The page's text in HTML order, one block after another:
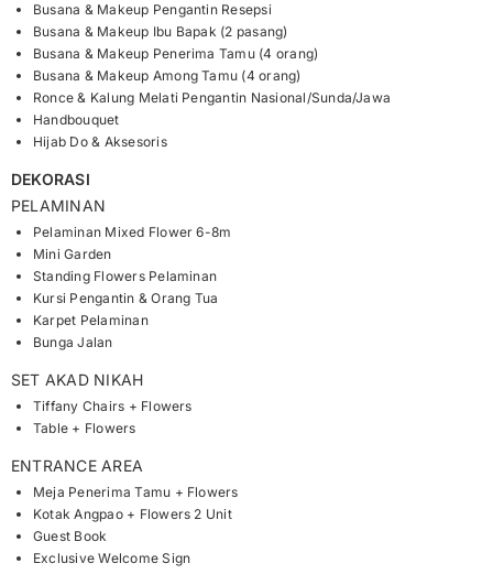
Busana & Makeup Pengantin Resepsi
Busana & Makeup Ibu Bapak (2 pasang)
Busana & Makeup Penerima Tamu (4 orang)
Busana & Makeup Among Tamu (4 orang)
Ronce & Kalung Melati Pengantin Nasional/Sunda/Jawa
Handbouquet
Hijab Do & Aksesoris
DEKORASI
PELAMINAN
Pelaminan Mixed Flower 6-8m
Mini Garden
Standing Flowers Pelaminan
Kursi Pengantin & Orang Tua
Karpet Pelaminan
Bunga Jalan
SET AKAD NIKAH
Tiffany Chairs + Flowers
Table + Flowers
ENTRANCE AREA
Meja Penerima Tamu + Flowers
Kotak Angpao + Flowers 2 Unit
Guest Book
Exclusive Welcome Sign